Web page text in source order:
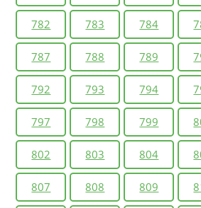
782 783 784
787 788 789
792 793 794
797 798 799
802 803 804
807 808 809